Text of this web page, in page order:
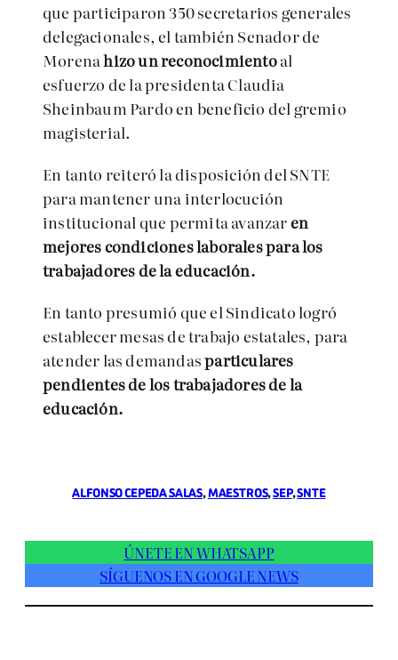
que participaron 350 secretarios generales
delegacionales, el también Senador de
Morenahizo un reconocimientoal
esfuerzo de la presidenta Claudia
Sheinbaum Pardo en beneficio del gremio
magisterial.
En tanto reiteró la disposición del SNTE
para mantener una interlocución
institucional que permita avanzaren
mejores condiciones laborales para los
trabajadores de la educación.
En tanto presumió que el Sindicato logró
establecer mesas de trabajo estatales, para
atender las demandasparticulares
pendientes de los trabajadores de la
educación.
ALFONSO CEPEDA SALAS, MAESTROS, SEP, SNTE
ÚNETE EN WHATSAPP
SÍGUENOS EN GOOGLE NEWS